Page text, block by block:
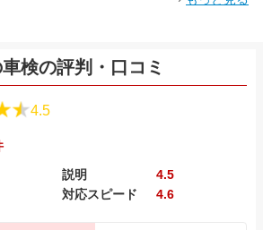
検の評判・口コミ
4.5
説明
4.5
対応スピード 4.6